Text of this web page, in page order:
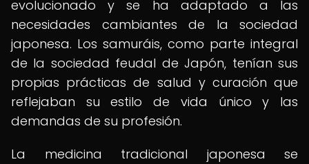
evolucionado y se ha adaptado a las
necesidades cambiantes de la sociedad
japonesa. Los samuráis, como parte integral
de la sociedad feudal de Japón, tenían sus
propias prácticas de salud y curación que
reflejaban su estilo de vida único y las
demandas de su profesión.
La medicina tradicional japonesa se